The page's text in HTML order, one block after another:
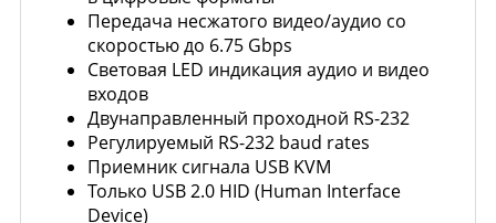
Передача несжатого видео/аудио со
скоростью до 6.75 Gbps
Световая LED индикация аудио и видео
входов
Двунаправленный проходной RS-232
Регулируемый RS-232 baud rates
Приемник сигнала USB KVM
Только USB 2.0 HID (Human Interface
Device)